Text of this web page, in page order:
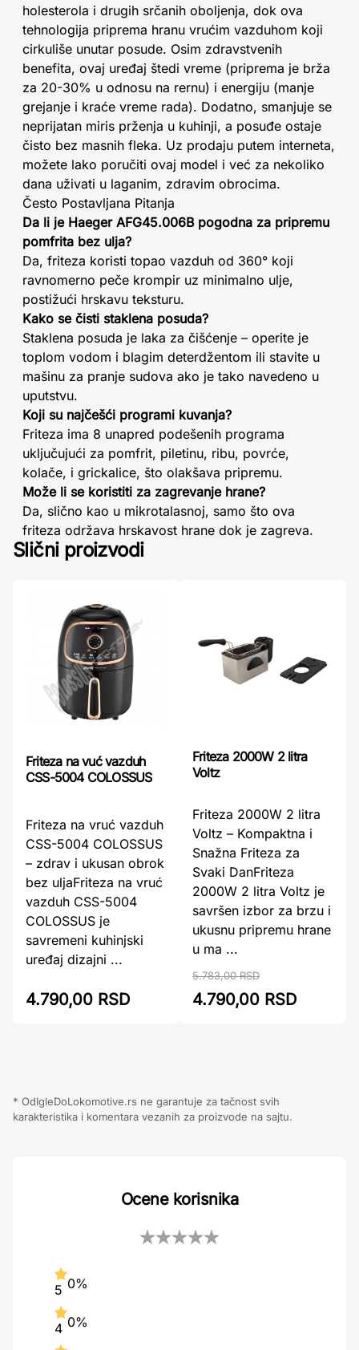
holesterola i drugih srčanih oboljenja, dok ova
tehnologija priprema hranu vrućim vazduhom koji
cirkuliše unutar posude. Osim zdravstvenih
benefita, ovaj uređaj štedi vreme (priprema je brža
za 20-30% u odnosu na rernu) i energiju (manje
grejanje i kraće vreme rada). Dodatno, smanjuje se
neprijatan miris prženja u kuhinji, a posuđe ostaje
čisto bez masnih fleka. Uz prodaju putem interneta,
možete lako poručiti ovaj model i već za nekoliko
dana uživati u laganim, zdravim obrocima.
Često Postavljana Pitanja
Da li je Haeger AFG45.006B pogodna za pripremu
pomfrita bez ulja?
Da, friteza koristi topao vazduh od 360° koji
ravnomerno peče krompir uz minimalno ulje,
postižući hrskavu teksturu.
Kako se čisti staklena posuda?
Staklena posuda je laka za čišćenje – operite je
toplom vodom i blagim deterdžentom ili stavite u
mašinu za pranje sudova ako je tako navedeno u
uputstvu.
Koji su najčešći programi kuvanja?
Friteza ima 8 unapred podešenih programa
uključujući za pomfrit, piletinu, ribu, povrće,
kolače, i grickalice, što olakšava pripremu.
Može li se koristiti za zagrevanje hrane?
Da, slično kao u mikrotalasnoj, samo što ova
friteza održava hrskavost hrane dok je zagreva.
Slični proizvodi
Friteza na vuć vazduh
CSS-5004 COLOSSUS
Friteza na vruć vazduh
CSS-5004 COLOSSUS
– zdrav i ukusan obrok
bez uljaFriteza na vruć
vazduh CSS-5004
COLOSSUS je
savremeni kuhinjski
uređaj dizajni ...
4.790,00 RSD
Friteza 2000W 2 litra
Voltz
Friteza 2000W 2 litra
Voltz – Kompaktna i
Snažna Friteza za
Svaki DanFriteza
2000W 2 litra Voltz je
savršen izbor za brzu i
ukusnu pripremu hrane
u ma ...
5.783,00 RSD
4.790,00 RSD
* OdIgleDoLokomotive.rs ne garantuje za tačnost svih
karakteristika i komentara vezanih za proizvode na sajtu.
Ocene korisnika
5 0%
4 0%